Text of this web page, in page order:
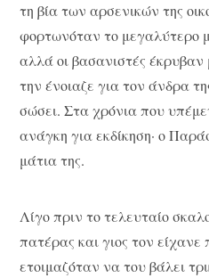
τη βία των αρσενικών της
φορτωνόταν το μεγαλύτερο
αλλά οι βασανιστές
την ένοιαζε για τον άνδρα
σώσει. Στα χρόνια που
ανάγκη για εκδίκηση· ο
μάτια της.
Λίγο πριν το τελευταίο
πατέρας και γιος τον είχανε
ετοιμαζόταν να του βάλει